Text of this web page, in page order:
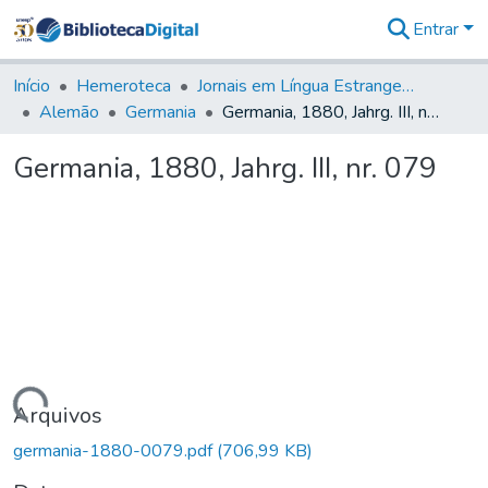
&
Coleções
Tudo na
Digital
Entrar
Início Hemeroteca
Jornais em Língua Estrangeira
Alemão
Germania Germania, 1880, Jahrg. III, nr. 079
Germania, 1880, Jahrg. III, nr. 079
Arquivos
germania-1880-0079.pdf(706,99 KB)